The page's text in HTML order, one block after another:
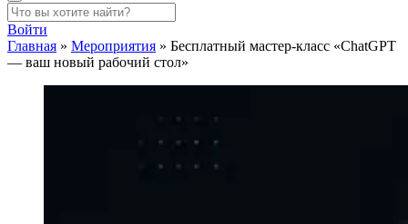
Войти
Главная » Мероприятия » Бесплатный мастер-класс «ChatGPT
— ваш новый рабочий стол»